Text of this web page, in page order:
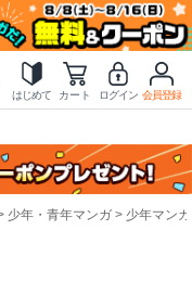
はじめて カート ログイン 会員登録
少年・青年マンガ 少年マンガ